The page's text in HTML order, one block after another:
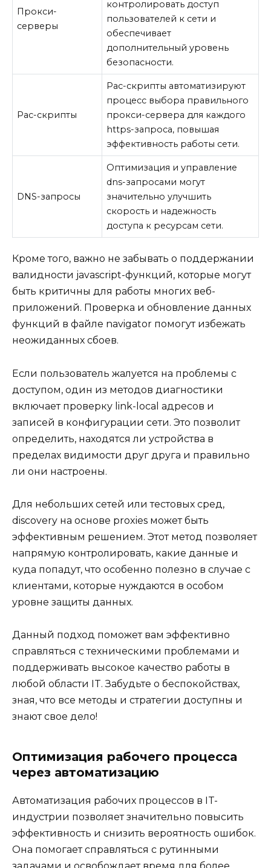
Прокси-
серверы
контролировать доступ
пользователей к сети и
обеспечивает
дополнительный уровень
безопасности.
Pac-скрипты
Pac-скрипты автоматизируют
процесс выбора правильного
прокси-сервера для каждого
https-запроса, повышая
эффективность работы сети.
DNS-запросы
Оптимизация и управление
dns-запросами могут
значительно улучшить
скорость и надежность
доступа к ресурсам сети.
Кроме того, важно не забывать о поддержании
валидности javascript-функций, которые могут
быть критичны для работы многих веб-
приложений. Проверка и обновление данных
функций в файле navigator помогут избежать
неожиданных сбоев.
Если пользователь жалуется на проблемы с
доступом, один из методов диагностики
включает проверку link-local адресов и
записей в конфигурации сети. Это позволит
определить, находятся ли устройства в
пределах видимости друг друга и правильно
ли они настроены.
Для небольших сетей или тестовых сред,
discovery на основе proxies может быть
эффективным решением. Этот метод позволяет
напрямую контролировать, какие данные и
куда попадут, что особенно полезно в случае с
клиентами, которые нуждаются в особом
уровне защиты данных.
Данный подход поможет вам эффективно
справляться с техническими проблемами и
поддерживать высокое качество работы в
любой области IT. Забудьте о беспокойствах,
зная, что все методы и стратегии доступны и
знают свое дело!
Оптимизация рабочего процесса
через автоматизацию
Автоматизация рабочих процессов в IT-
индустрии позволяет значительно повысить
эффективность и снизить вероятность ошибок.
Она помогает справляться с рутинными